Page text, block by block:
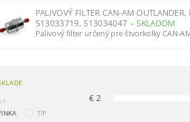
PALIVOVÝ FILTER CAN-AM
513033719, 513034047 –SKLADOM
Palivový filter určený pre štvorkolky CAN-
TIP
€2